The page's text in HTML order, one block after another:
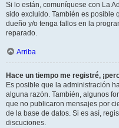
Si lo están, comuníquese con La
sido excluido. También es posible
dueño y/o tenga fallos en la
reparado.
Arriba
Hace un tiempo me registré,
Es posible que la administración
alguna razón. También, algunos
que no publicaron mensajes por
de la base de datos. Si es así,
discuciones.